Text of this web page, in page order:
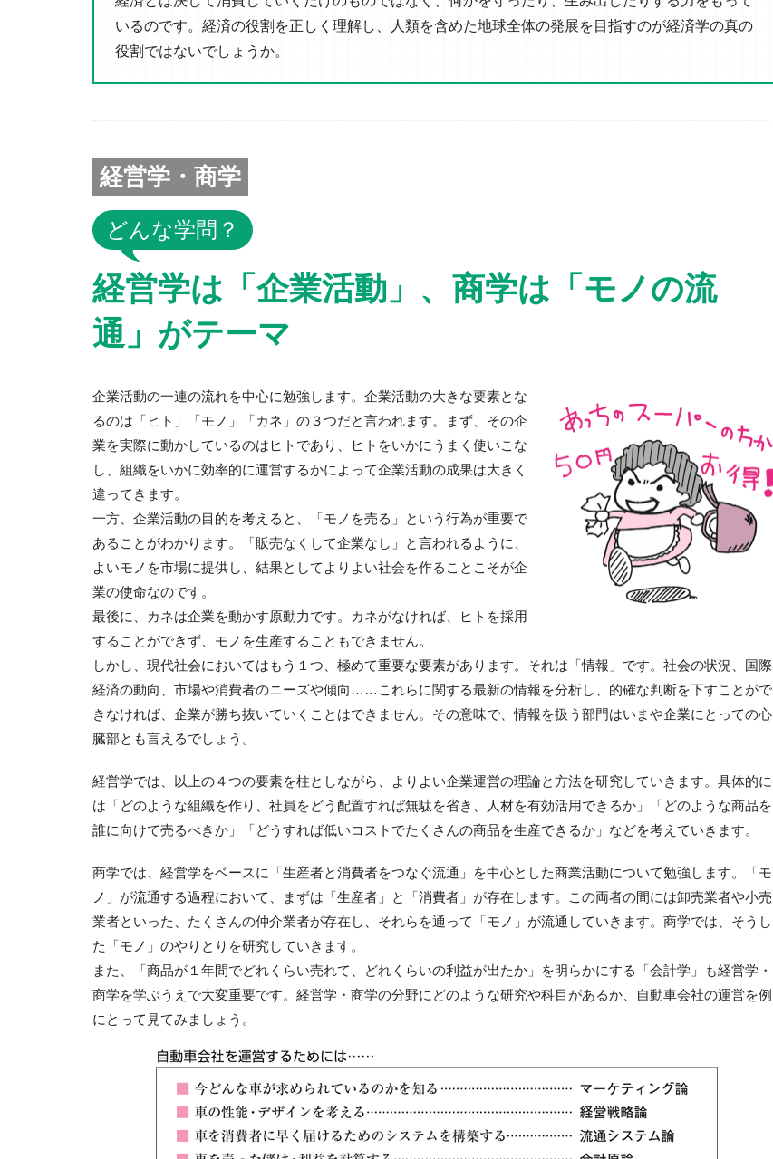
いるのです。経済の役割を正しく理解し、人類を含めた地球全体の発展を目指すのが経済学の真の
役割ではないでしょうか。
経営学・商学
どんな学問？
経営学は「企業活動」、商学は「モノの流
通」がテーマ
企業活動の一連の流れを中心に勉強します。企業活動の大きな要素とな
るのは「ヒト」「モノ」「カネ」の３つだと言われます。まず、その企
業を実際に動かしているのはヒトであり、ヒトをいかにうまく使いこな
し、組織をいかに効率的に運営するかによって企業活動の成果は大きく
違ってきます。
一方、企業活動の目的を考えると、「モノを売る」という行為が重要で
あることがわかります。「販売なくして企業なし」と言われるように、
よいモノを市場に提供し、結果としてよりよい社会を作ることこそが企
業の使命なのです。
最後に、カネは企業を動かす原動力です。カネがなければ、ヒトを採用
することができず、モノを生産することもできません。
しかし、現代社会においてはもう１つ、極めて重要な要素があります。それは「情報」です。社会の状況、国際
経済の動向、市場や消費者のニーズや傾向……これらに関する最新の情報を分析し、的確な判断を下すことがで
きなければ、企業が勝ち抜いていくことはできません。その意味で、情報を扱う部門はいまや企業にとっての心
臓部とも言えるでしょう。
経営学では、以上の４つの要素を柱としながら、よりよい企業運営の理論と方法を研究していきます。具体的に
は「どのような組織を作り、社員をどう配置すれば無駄を省き、人材を有効活用できるか」「どのような商品を
誰に向けて売るべきか」「どうすれば低いコストでたくさんの商品を生産できるか」などを考えていきます。
商学では、経営学をベースに「生産者と消費者をつなぐ流通」を中心とした商業活動について勉強します。「モ
ノ」が流通する過程において、まずは「生産者」と「消費者」が存在します。この両者の間には卸売業者や小売
業者といった、たくさんの仲介業者が存在し、それらを通って「モノ」が流通していきます。商学では、そうし
た「モノ」のやりとりを研究していきます。
また、「商品が１年間でどれくらい売れて、どれくらいの利益が出たか」を明らかにする「会計学」も経営学・
商学を学ぶうえで大変重要です。経営学・商学の分野にどのような研究や科目があるか、自動車会社の運営を例
にとって見てみましょう。